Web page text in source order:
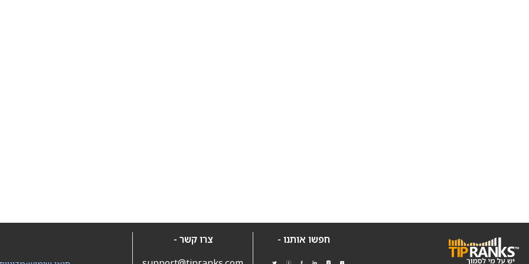
חפשו אותנו -
צרו קשר -